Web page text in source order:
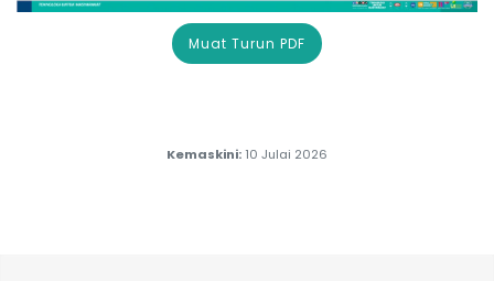
Muat Turun PDF
Kemaskini: 10 Julai 2026